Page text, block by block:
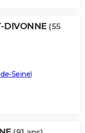
DIVONNE (55
Seine)